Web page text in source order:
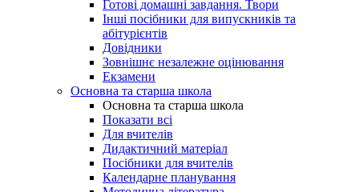
Готові домашні завдання. Твори
Інші посібники для випускників та
абітурієнтів
Довідники
Зовнішнє незалежне оцінювання
Екзамени
Основна та старша школа
Основна та старша школа
Показати всі
Для вчителів
Дидактичний матеріал
Посібники для вчителів
Календарне планування